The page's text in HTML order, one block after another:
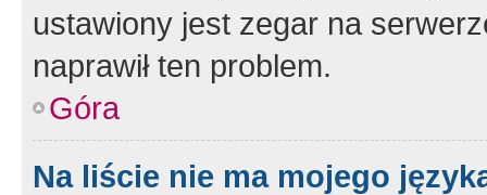
ustawiony jest zegar na
naprawił ten problem.
Góra
Na liście nie ma mojego